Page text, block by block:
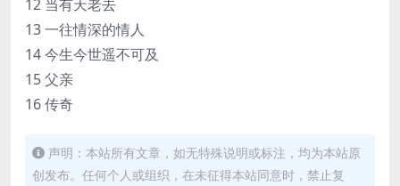
12 当有天老去
13 一往情深的情人
14 今生今世遥不可及
15 父亲
16 传奇
声明：本站所有文章，如无特殊说明或标注，均为本站原
创发布。任何个人或组织，在未征得本站同意时，禁止复